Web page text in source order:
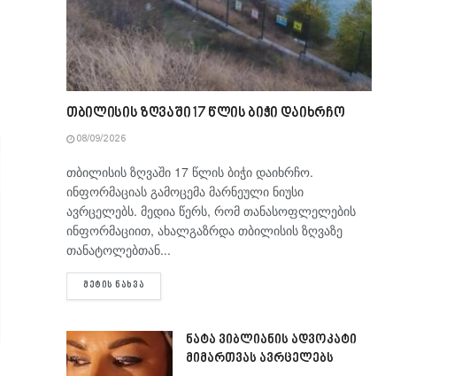
თბილისის ზღვაში 17 წლის ბიჭი დაიხრჩო
08/09/2026
თბილისის ზღვაში 17 წლის ბიჭი დაიხრჩო.
ინფორმაციას გამოცემა მარნეული ნიუსი
ავრცელებს. მედია წერს, რომ თანასოფლელების
ინფორმაციით, ახალგაზრდა თბილისის ზღვაზე
თანატოლებთან...
ᲛᲔᲢᲘᲡ ᲜᲐᲮᲕᲐ
ნატა ვიბლიანის ადვოკატი
მიმართვას ავრცელებს